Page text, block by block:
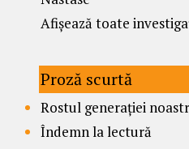
Afișează toate
Proză scurtă
Rostul generației
Îndemn la lectură